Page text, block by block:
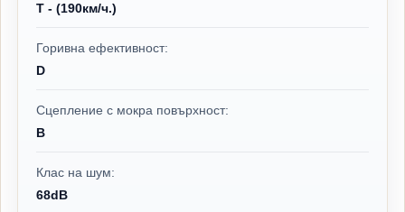
T - (190км/ч.)
Горивна ефективност:
D
Сцепление с мокра повърхност:
B
Клас на шум:
68dB